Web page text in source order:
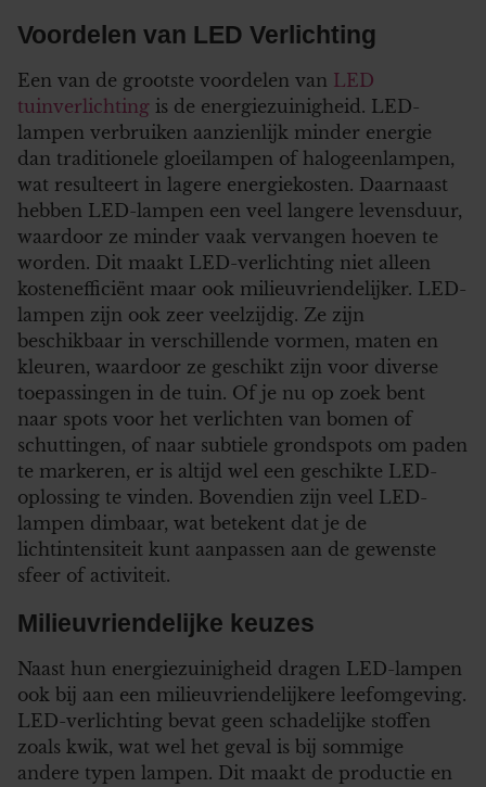
Voordelen van LED Verlichting
Een van de grootste voordelen van LED
tuinverlichting is de energiezuinigheid. LED-
lampen verbruiken aanzienlijk minder energie
dan traditionele gloeilampen of halogeenlampen,
wat resulteert in lagere energiekosten. Daarnaast
hebben LED-lampen een veel langere levensduur,
waardoor ze minder vaak vervangen hoeven te
worden. Dit maakt LED-verlichting niet alleen
kostenefficiënt maar ook milieuvriendelijker. LED-
lampen zijn ook zeer veelzijdig. Ze zijn
beschikbaar in verschillende vormen, maten en
kleuren, waardoor ze geschikt zijn voor diverse
toepassingen in de tuin. Of je nu op zoek bent
naar spots voor het verlichten van bomen of
schuttingen, of naar subtiele grondspots om paden
te markeren, er is altijd wel een geschikte LED-
oplossing te vinden. Bovendien zijn veel LED-
lampen dimbaar, wat betekent dat je de
lichtintensiteit kunt aanpassen aan de gewenste
sfeer of activiteit.
Milieuvriendelijke keuzes
Naast hun energiezuinigheid dragen LED-lampen
ook bij aan een milieuvriendelijkere leefomgeving.
LED-verlichting bevat geen schadelijke stoffen
zoals kwik, wat wel het geval is bij sommige
andere typen lampen. Dit maakt de productie en